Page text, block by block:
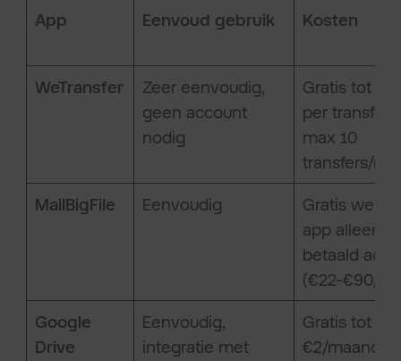
App Eenvoud gebruik Kosten
WeTransfer
Zeer eenvoudig,
geen account
nodig
Gratis tot
per transfer,
max 10
transfers/
MailBigFile Eenvoudig
Gratis
app alleen
betaald
(€22-€90/
Google
Drive
Eenvoudig,
integratie met
Gratis tot
€2/maand